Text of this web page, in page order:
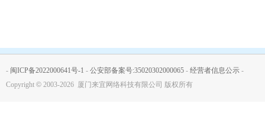
- 闽ICP备2022000641号-1 - 公安部备案号:35020302000065 - 经营者信息公示 -
Copyright © 2003-2026 厦门来宜网络科技有限公司 版权所有